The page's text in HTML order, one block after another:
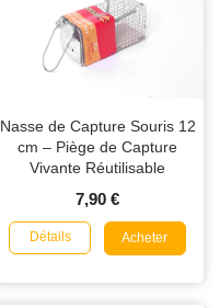
Nasse de Capture Souris 12
cm – Piège de Capture
Vivante Réutilisable
7,90 €
Détails Acheter